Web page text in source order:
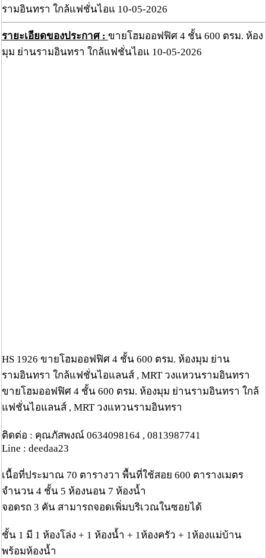
รามอินทรา ใกล้แฟชั่นไอแ 10-05-2026
รายะเอียดของประกาศ : ขายโฮมออฟฟิศ 4 ชั้น 600 ตรม. ห้อง
มุม ย่านรามอินทรา ใกล้แฟชั่นไอแ 10-05-2026
HS 1926 ขายโฮมออฟฟิศ 4 ชั้น 600 ตรม. ห้องมุม ย่าน
รามอินทรา ใกล้แฟชั่นไอแลนส์ , MRT วงแหวนรามอินทรา
ขายโฮมออฟฟิศ 4 ชั้น 600 ตรม. ห้องมุม ย่านรามอินทรา ใกล้
แฟชั่นไอแลนส์ , MRT วงแหวนรามอินทรา
ติดต่อ : คุณภัสพงณ์ 0634098164 , 0813987741
Line : deedaa23
เนื้อที่ประมาณ 70 ตารางวา พื้นที่ใช้สอย 600 ตารางเมตร
จำนวน 4 ชั้น 5 ห้องนอน 7 ห้องน้ำ
จอดรถ 3 คัน สามารถจอดเพิ่มบริเวณในซอยได้
ชั้น 1 มี 1 ห้องโล่ง + 1 ห้องน้ำ + 1ห้องครัว + 1ห้องแม่บ้าน
พร้อมห้องน้ำ